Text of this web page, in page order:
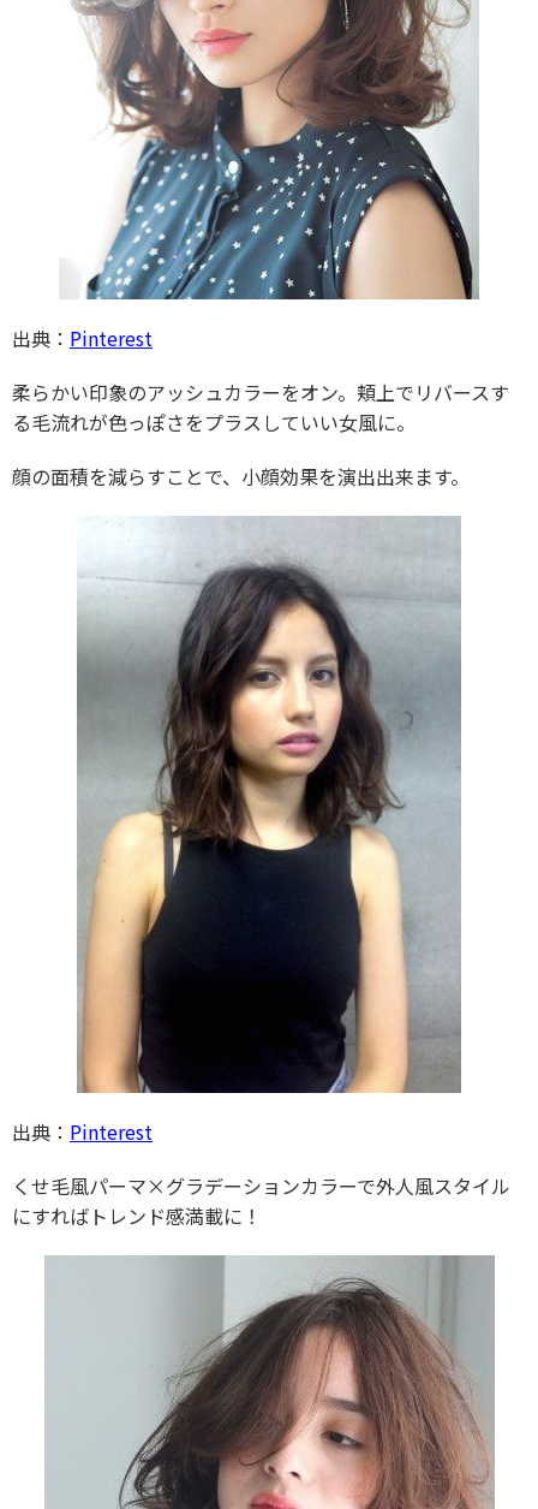
出典： Pinterest
柔らかい印象のアッシュカラーをオン。頬上でリバースす
る毛流れが色っぽさをプラスしていい女風に。
顔の面積を減らすことで、小顔効果を演出出来ます。
出典： Pinterest
くせ毛風パーマ×グラデーションカラーで外人風スタイル
にすればトレンド感満載に！